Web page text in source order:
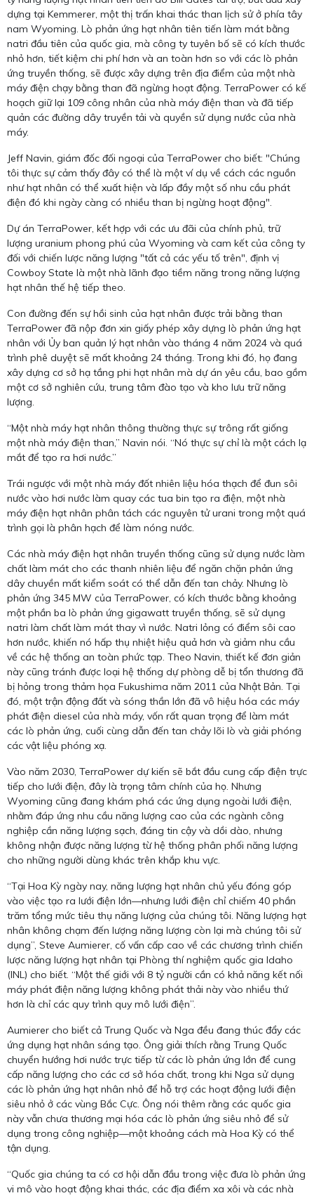
dựng tại Kemmerer, một thị trấn khai thác than lịch sử ở phía tây
nam Wyoming. Lò phản ứng hạt nhân tiên tiến làm mát bằng
natri đầu tiên của quốc gia, mà công ty tuyên bố sẽ có kích thước
nhỏ hơn, tiết kiệm chi phí hơn và an toàn hơn so với các lò phản
ứng truyền thống, sẽ được xây dựng trên địa điểm của một nhà
máy điện chạy bằng than đã ngừng hoạt động. TerraPower có kế
hoạch giữ lại 109 công nhân của nhà máy điện than và đã tiếp
quản các đường dây truyền tải và quyền sử dụng nước của nhà
máy.
Jeff Navin, giám đốc đối ngoại của TerraPower cho biết: "Chúng
tôi thực sự cảm thấy đây có thể là một ví dụ về cách các nguồn
như hạt nhân có thể xuất hiện và lấp đầy một số nhu cầu phát
điện đó khi ngày càng có nhiều than bị ngừng hoạt động".
Dự án TerraPower, kết hợp với các ưu đãi của chính phủ, trữ
lượng uranium phong phú của Wyoming và cam kết của công ty
đối với chiến lược năng lượng "tất cả các yếu tố trên", định vị
Cowboy State là một nhà lãnh đạo tiềm năng trong năng lượng
hạt nhân thế hệ tiếp theo.
Con đường đến sự hồi sinh của hạt nhân được trải bằng than
TerraPower đã nộp đơn xin giấy phép xây dựng lò phản ứng hạt
nhân với Ủy ban quản lý hạt nhân vào tháng 4 năm 2024 và quá
trình phê duyệt sẽ mất khoảng 24 tháng. Trong khi đó, họ đang
xây dựng cơ sở hạ tầng phi hạt nhân mà dự án yêu cầu, bao gồm
một cơ sở nghiên cứu, trung tâm đào tạo và kho lưu trữ năng
lượng.
“Một nhà máy hạt nhân thông thường thực sự trông rất giống
một nhà máy điện than,” Navin nói. “Nó thực sự chỉ là một cách lạ
mắt để tạo ra hơi nước.”
Trái ngược với một nhà máy đốt nhiên liệu hóa thạch để đun sôi
nước vào hơi nước làm quay các tua bin tạo ra điện, một nhà
máy điện hạt nhân phân tách các nguyên tử urani trong một quá
trình gọi là phân hạch để làm nóng nước.
Các nhà máy điện hạt nhân truyền thống cũng sử dụng nước làm
chất làm mát cho các thanh nhiên liệu để ngăn chặn phản ứng
dây chuyền mất kiểm soát có thể dẫn đến tan chảy. Nhưng lò
phản ứng 345 MW của TerraPower, có kích thước bằng khoảng
một phần ba lò phản ứng gigawatt truyền thống, sẽ sử dụng
natri làm chất làm mát thay vì nước. Natri lỏng có điểm sôi cao
hơn nước, khiến nó hấp thụ nhiệt hiệu quả hơn và giảm nhu cầu
về các hệ thống an toàn phức tạp. Theo Navin, thiết kế đơn giản
này cũng tránh được loại hệ thống dự phòng dễ bị tổn thương đã
bị hỏng trong thảm họa Fukushima năm 2011 của Nhật Bản. Tại
đó, một trận động đất và sóng thần lớn đã vô hiệu hóa các máy
phát điện diesel của nhà máy, vốn rất quan trọng để làm mát
các lò phản ứng, cuối cùng dẫn đến tan chảy lõi lò và giải phóng
các vật liệu phóng xạ.
Vào năm 2030, TerraPower dự kiến ​​sẽ bắt đầu cung cấp điện trực
tiếp cho lưới điện, đây là trọng tâm chính của họ. Nhưng
Wyoming cũng đang khám phá các ứng dụng ngoài lưới điện,
nhằm đáp ứng nhu cầu năng lượng cao của các ngành công
nghiệp cần năng lượng sạch, đáng tin cậy và dồi dào, nhưng
không nhận được năng lượng từ hệ thống phân phối năng lượng
cho những người dùng khác trên khắp khu vực.
“Tại Hoa Kỳ ngày nay, năng lượng hạt nhân chủ yếu đóng góp
vào việc tạo ra lưới điện lớn—nhưng lưới điện chỉ chiếm 40 phần
trăm tổng mức tiêu thụ năng lượng của chúng tôi. Năng lượng hạt
nhân không chạm đến lượng năng lượng còn lại mà chúng tôi sử
dụng”, Steve Aumierer, cố vấn cấp cao về các chương trình chiến
lược năng lượng hạt nhân tại Phòng thí nghiệm quốc gia Idaho
(INL) cho biết. “Một thế giới với 8 tỷ người cần có khả năng kết nối
máy phát điện năng lượng không phát thải này vào nhiều thứ
hơn là chỉ các quy trình quy mô lưới điện”.
Aumierer cho biết cả Trung Quốc và Nga đều đang thúc đẩy các
ứng dụng hạt nhân sáng tạo. Ông giải thích rằng Trung Quốc
chuyển hướng hơi nước trực tiếp từ các lò phản ứng lớn để cung
cấp năng lượng cho các cơ sở hóa chất, trong khi Nga sử dụng
các lò phản ứng hạt nhân nhỏ để hỗ trợ các hoạt động lưới điện
siêu nhỏ ở các vùng Bắc Cực. Ông nói thêm rằng các quốc gia
này vẫn chưa thương mại hóa các lò phản ứng siêu nhỏ để sử
dụng trong công nghiệp—một khoảng cách mà Hoa Kỳ có thể
tận dụng.
“Quốc gia chúng ta có cơ hội dẫn đầu trong việc đưa lò phản ứng
vi mô vào hoạt động khai thác, các địa điểm xa xôi và các nhà